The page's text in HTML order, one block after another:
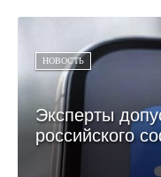
НОВОСТЬ
Эксперты
российского